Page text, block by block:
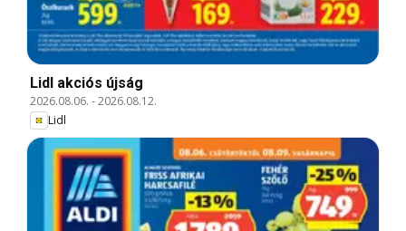
Lidl akciós újság
2026.08.06. -2026.08.12.
Lidl